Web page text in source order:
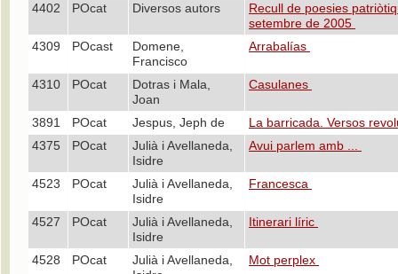
4402
POcat Diversos autors
Recull de poesies
setembre de 2005
4309
POcast
Domene,
Francisco
Arrabalías
4310 POcat
Dotras i Mala,
Joan
Casulanes
3891 POcat Jespus, Jeph de
La barricada. Versos
4375
POcat
Julià i Avellaneda,
Isidre
Avui parlem amb ...
4523 POcat
Julià i Avellaneda,
Isidre
Francesca
4527 POcat
Julià i Avellaneda,
Isidre
Itinerari líric
4528 POcat
Julià i Avellaneda,
Mot perplex